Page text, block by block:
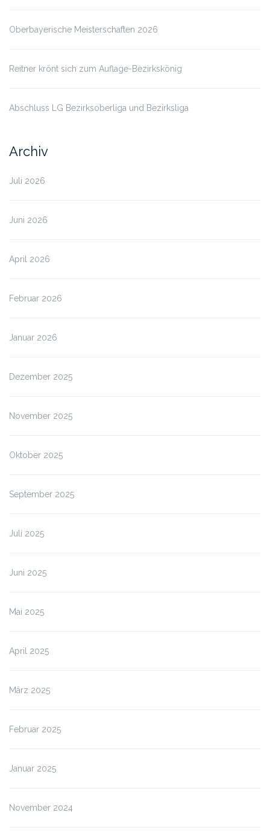
Oberbayerische Meisterschaften 2026
Reitner krönt sich zum Auflage-Bezirkskönig
Abschluss LG Bezirksoberliga und Bezirksliga
Archiv
Juli 2026
Juni 2026
April 2026
Februar 2026
Januar 2026
Dezember 2025
November 2025
Oktober 2025
September 2025
Juli 2025
Juni 2025
Mai 2025
April 2025
März 2025
Februar 2025
Januar 2025
November 2024